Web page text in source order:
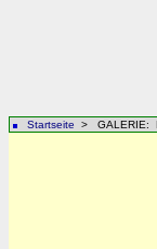
Startseite > GALERIE: